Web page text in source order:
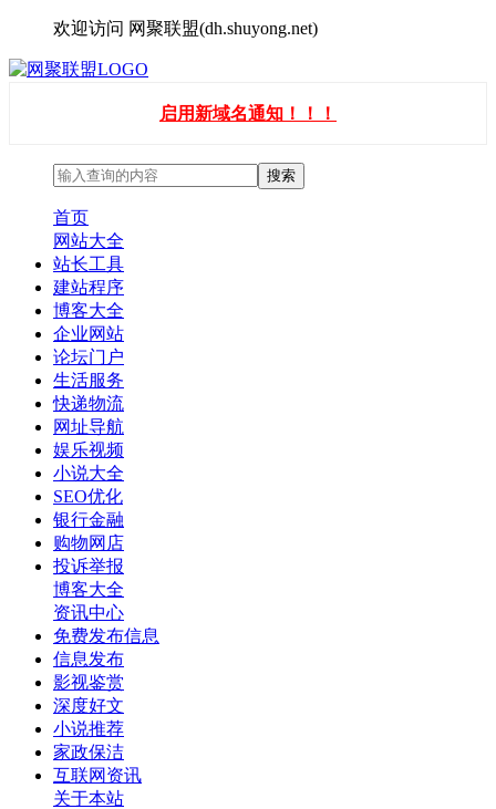
欢迎访问 网聚联盟(dh.shuyong.net)
启用新域名通知！！！
首页
网站大全
站长工具
建站程序
博客大全
企业网站
论坛门户
生活服务
快递物流
网址导航
娱乐视频
小说大全
SEO优化
银行金融
购物网店
投诉举报
博客大全
资讯中心
免费发布信息
信息发布
影视鉴赏
深度好文
小说推荐
家政保洁
互联网资讯
关于本站